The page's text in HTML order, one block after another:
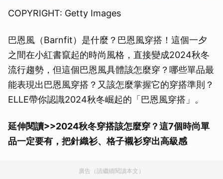
COPYRIGHT: Getty Images
巴恩風（Barnfit）是什麼？巴恩風穿搭！這個一夕
之間在小紅書竄起的時尚風格，直接變成2024秋冬
流行趨勢，但這個巴恩風具體該怎麼穿？哪些單品最
能表現出巴恩風穿搭？又該怎麼掌握它的穿搭準則？
ELLE帶你認識2024秋冬崛起的「巴恩風穿搭」。
延伸閱讀>>2024秋冬穿搭該怎麼穿？這7個時尚單
品一定要有，把針織衫、格子襯衫穿出高級感
廣告（請繼續閱讀本文）